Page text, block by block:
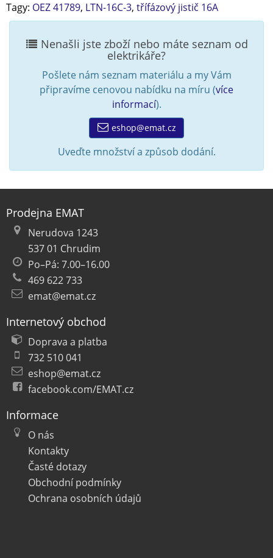
Tagy: OEZ 41789, LTN-16C-3, třífázový jistič 16A
Nenašli jste zboží nebo máte seznam od
elektrikáře?
Pošlete nám seznam materiálu a my Vám
připravíme cenovou nabídku na míru (více
informací).
eshop@emat.cz
Uveďte množství a způsob dodání.
Prodejna EMAT
Nerudova 1243
537 01 Chrudim
Po–Pá: 7.00–16.00
469 622 733
emat@emat.cz
Internetový obchod
Doprava a platba
732 510 041
eshop@emat.cz
facebook.com/EMAT.cz
Informace
O nás
Kontakty
Časté dotazy
Obchodní podmínky
Ochrana osobních údajů